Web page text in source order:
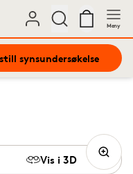
Meny
synsundersøkelse
Vis i 3D